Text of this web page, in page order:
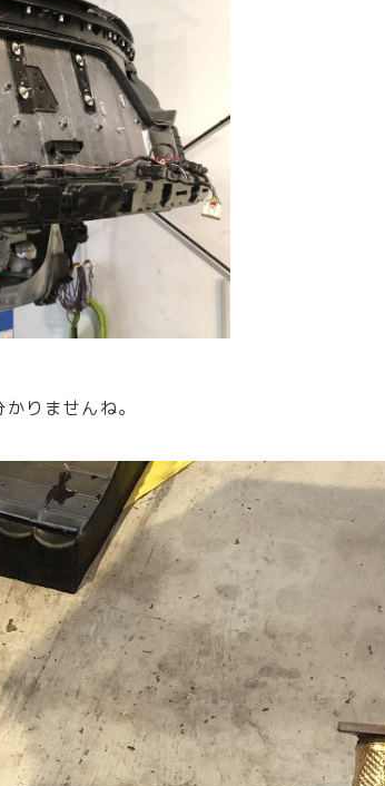
りませんね。